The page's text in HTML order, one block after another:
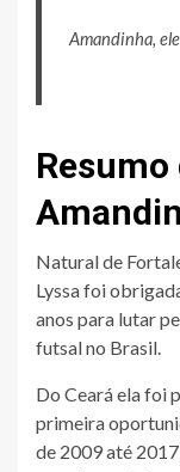
Amandinha,
Natural de
Lyssa foi
anos para lutar
futsal no Brasil.
Do Ceará ela foi
primeira
de 2009 até